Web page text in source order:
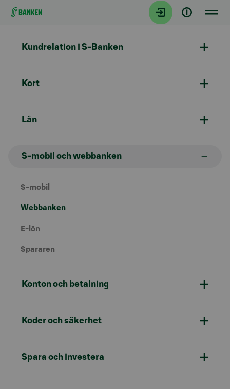
Gå direkt till innehållet
Kundrelation i S-Banken
Kort
Lån
S-mobil och webbanken
S-mobil
Webbanken
E-lön
Spararen
Konton och betalning
Koder och säkerhet
Spara och investera